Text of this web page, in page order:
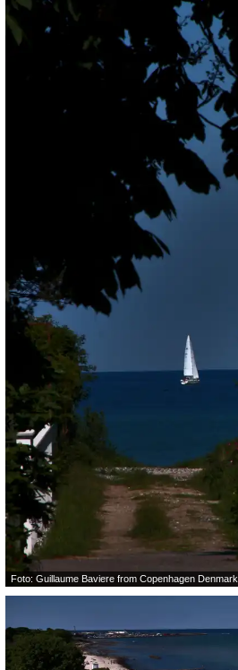
Foto: Guillaume Baviere from Copenhagen Denmark